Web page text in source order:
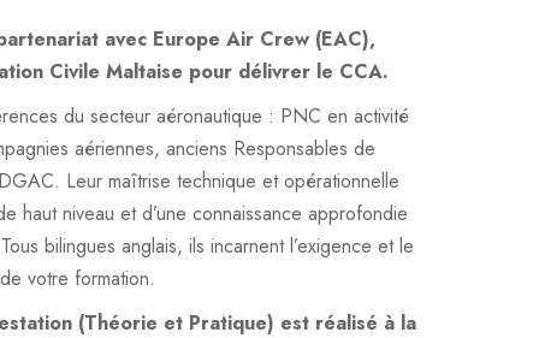
avec Europe Air Crew (EAC),
Civile Maltaise pour délivrer le CCA.
du secteur aéronautique : PNC en activité
aériennes, anciens Responsables de
Leur maîtrise technique et opérationnelle
haut niveau et d’une connaissance approfondie
bilingues anglais, ils incarnent l’exigence et le
votre formation.
(Théorie et Pratique) est réalisé à la